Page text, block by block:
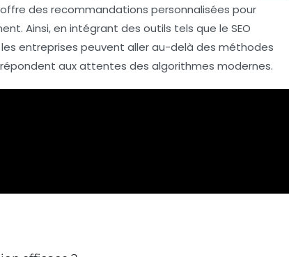
des recommandations personnalisées pour
Ainsi, en intégrant des outils tels que le SEO
les entreprises peuvent aller au-delà des méthodes
aux attentes des algorithmes modernes.